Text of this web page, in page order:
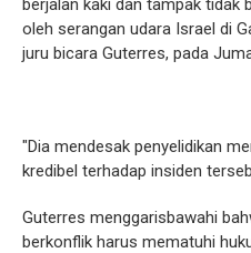
berjalan kaki dan tampak tidak
oleh serangan udara Israel di
juru bicara Guterres, pada
"Dia mendesak penyelidikan
kredibel terhadap insiden
Guterres menggarisbawahi
berkonflik harus mematuhi